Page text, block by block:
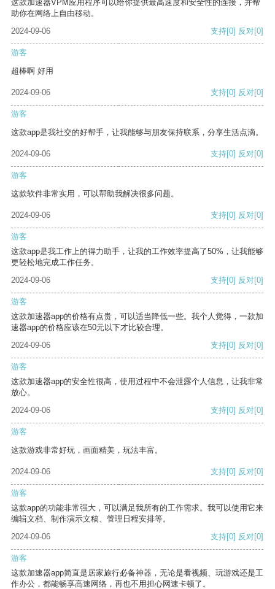
这款加速器VPM应用程序可以给你提供最高速度和安全性的连接，并帮
助你在网络上自由移动。
2024-09-06
支持[0] 反对[0]
游客
超棒啊 好用
2024-09-06 支持[0] 反对[0]
游客
这款app是我社交的好帮手，让我能够与朋友保持联系，分享生活点滴。
2024-09-06 支持[0] 反对[0]
游客
这款软件非常实用，可以帮助我解决很多问题。
2024-09-06 支持[0] 反对[0]
游客
这款app是我工作上的得力助手，让我的工作效率提高了50%，让我能够
更轻松地完成工作任务。
2024-09-06
支持[0] 反对[0]
游客
这款加速器app的价格有点贵，可以适当降低一些。我个人觉得，一款加
速器app的价格应该在50元以下才比较合理。
2024-09-06
支持[0] 反对[0]
游客
这款加速器app的安全性很高，使用过程中不会泄露个人信息，让我非常
放心。
2024-09-06
支持[0] 反对[0]
游客
这款游戏非常好玩，画面精美，玩法丰富。
2024-09-06 支持[0] 反对[0]
游客
这款app的功能非常强大，可以满足我所有的工作需求。我可以使用它来
编辑文档、制作演示文稿、管理日程安排等。
2024-09-06
支持[0] 反对[0]
游客
这款加速器app简直是居家旅行必备神器，无论是看视频、玩游戏还是工
作办公，都能畅享高速网络，再也不用担心网速卡顿了。